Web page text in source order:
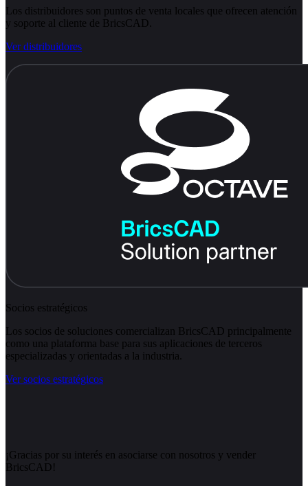
Los distribuidores son puntos de venta locales que ofrecen atención
y soporte al cliente de BricsCAD.
Ver distribuidores
Socios estratégicos
Los socios de soluciones comercializan BricsCAD principalmente
como una plataforma base para sus aplicaciones de terceros
especializadas y orientadas a la industria.
Ver socios estratégicos
¡Gracias por su interés en asociarse con nosotros y vender
BricsCAD!